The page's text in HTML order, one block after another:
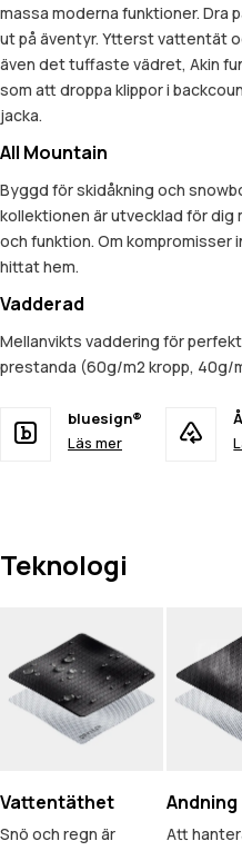
massa moderna funktioner. Dra
ut på äventyr. Ytterst vattentät
även det tuffaste vädret, Akin
som att droppa klippor i
jacka.
All Mountain
Byggd för skidåkning och
kollektionen är utvecklad för dig
och funktion. Om kompromisser
hittat hem.
Vadderad
Mellanvikts vaddering för
prestanda (60g/m2 kropp, 40g/
bluesign®
Läs mer
Teknologi
Vattentäthet
Snö och regn är
Andning
Att